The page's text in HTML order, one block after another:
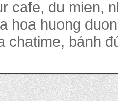
cafe, du mien,
hoa huong
chatime, bánh